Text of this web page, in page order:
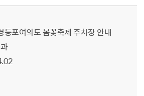
등포여의도 봄꽃축제 주차장 안내